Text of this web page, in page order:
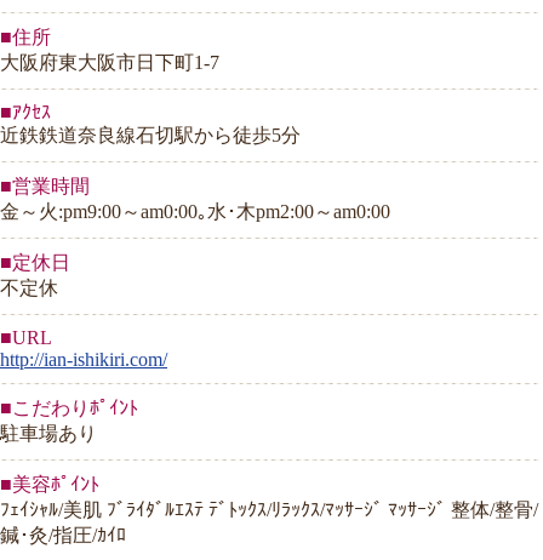
■住所
大阪府東大阪市日下町1-7
■ｱｸｾｽ
近鉄鉄道奈良線石切駅から徒歩5分
■営業時間
金～火:pm9:00～am0:00｡水･木pm2:00～am0:00
■定休日
不定休
■URL
http://ian-ishikiri.com/
■こだわりﾎﾟｲﾝﾄ
駐車場あり
■美容ﾎﾟｲﾝﾄ
ﾌｪｲｼｬﾙ/美肌 ﾌﾞﾗｲﾀﾞﾙｴｽﾃ ﾃﾞﾄｯｸｽ/ﾘﾗｯｸｽ/ﾏｯｻｰｼﾞ ﾏｯｻｰｼﾞ 整体/整骨/
鍼･灸/指圧/ｶｲﾛ